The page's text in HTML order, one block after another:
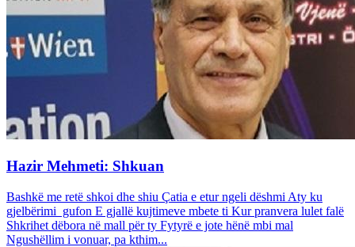
Hazir Mehmeti: Shkuan
Bashkë me retë shkoi dhe shiu Çatia e etur ngeli dëshmi Aty ku
gjelbërimi gufon E gjallë kujtimeve mbete ti Kur pranvera lulet falë
Shkrihet dëbora në mall për ty Fytyrë e jote hënë mbi mal
Ngushëllim i vonuar, pa kthim...